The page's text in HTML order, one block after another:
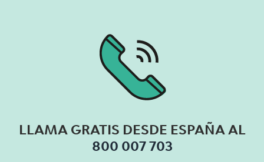
LLAMA GRATIS DESDE ESPAÑA AL
800 007 703